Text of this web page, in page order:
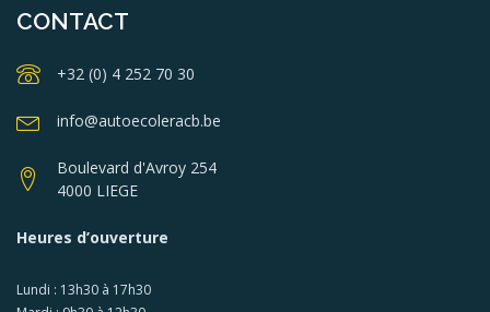
CONTACT
+32 (0) 4 252 70 30
info@autoecoleracb.be
Boulevard d'Avroy 254
4000 LIEGE
Heures d’ouverture
Lundi : 13h30 à 17h30